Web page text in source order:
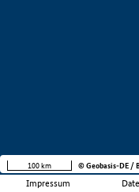
Impressum
100 km © Geobasis-DE /